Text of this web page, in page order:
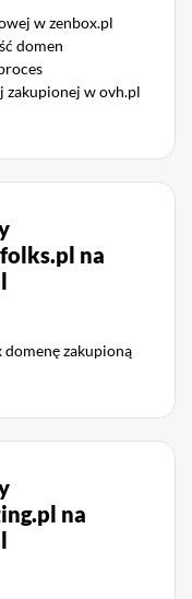
w zenbox.pl
domen
zakupionej w ovh.pl
na
domenę zakupioną
na